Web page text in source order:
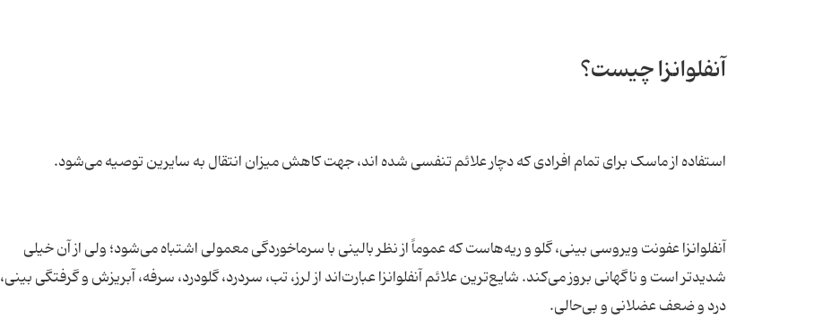
آنفلوانزا چیست؟
استفاده از ماسک برای تمام افرادی که دچار علائم تنفسی شده اند، جهت کاهش میزان انتقال به سایرین توصیه می‌شود.
آنفلوانزا عفونت ویروسی بینی، گلو و ریه‌هاست که عموماً از نظر بالینی با سرماخوردگی معمولی اشتباه می‌شود؛ ولی از آن خیلی
شدیدتر است و ناگهانی بروز می‌کند. شایع‌ترین علائم آنفلوانزا عبارت‌اند از لرز، تب، سردرد، گلودرد، سرفه، آبریزش و گرفتگی بینی،
درد و ضعف عضلانی و بی‌حالی.